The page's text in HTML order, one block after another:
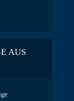
AUS